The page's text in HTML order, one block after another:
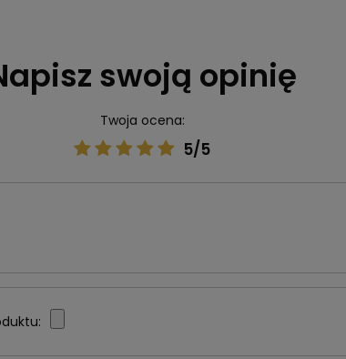
swoją opinię
Twoja ocena:
5/5